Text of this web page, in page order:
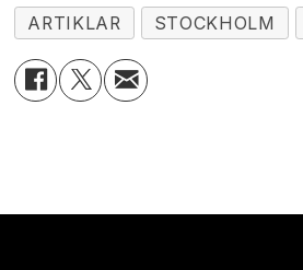
ARTIKLAR STOCKHOLM